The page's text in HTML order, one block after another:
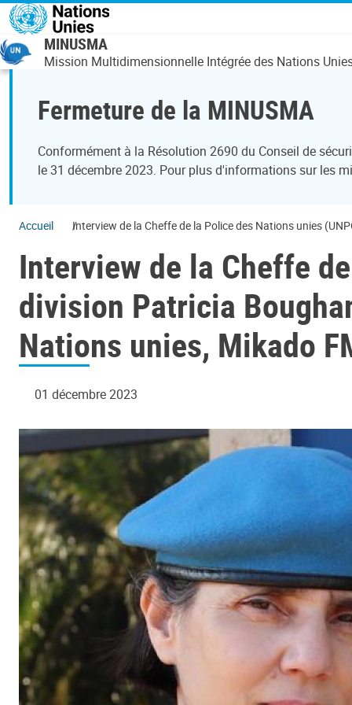
Aller au contenu principal
MINUSMA
Mission Multidimensionnelle Intégrée des Nations
Fermeture de la MINUSMA
Conformément à la Résolution 2690 du Conseil de
le 31 décembre 2023. Pour plus d'informations sur les
Accueil Interview de la Cheffe de la Police des Nations unies
Interview de la Cheffe
division Patricia
Nations unies, Mikado
01 décembre 2023